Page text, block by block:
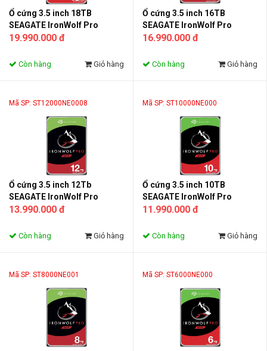
Ổ cứng 3.5 inch 18TB
SEAGATE IronWolf Pro
ST18000NE000
19.990.000 đ
Còn hàng Giỏ hàng
Ổ cứng 3.5 inch 16TB
SEAGATE IronWolf Pro
ST16000NE000
16.990.000 đ
Còn hàng Giỏ hàng
Mã SP: ST12000NE0008
Ổ cứng 3.5 inch 12Tb
SEAGATE IronWolf Pro
ST12000NE0008
13.990.000 đ
Còn hàng Giỏ hàng
Mã SP: ST10000NE000
Ổ cứng 3.5 inch 10TB
SEAGATE IronWolf Pro
ST10000NE000
11.990.000 đ
Còn hàng Giỏ hàng
Mã SP: ST8000NE001 Mã SP: ST6000NE000